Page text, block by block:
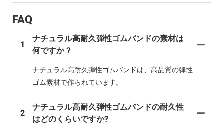
FAQ
1
ナチュラル高耐久弾性ゴムバンドの素材は
何ですか？
ナチュラル高耐久弾性ゴムバンドは、高品質の弾性
ゴム素材で作られています。
2
ナチュラル高耐久弾性ゴムバンドの耐久性
はどのくらいですか?